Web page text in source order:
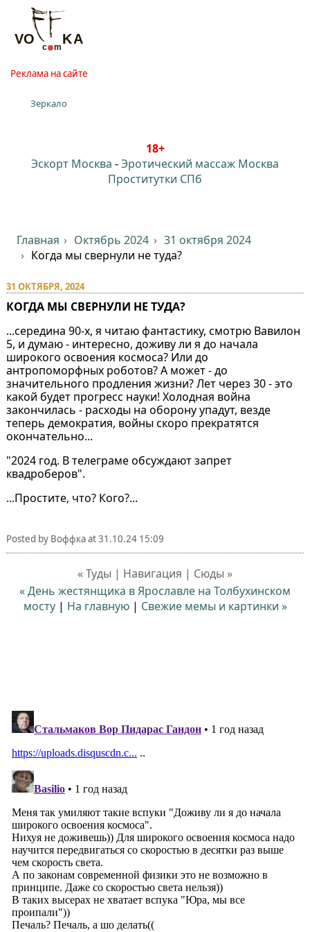
Реклама на сайте
Зеркало
18+
Эскорт Москва -Эротический массаж Москва
Проститутки СПб
Главная Октябрь 2024
31 октября 2024
Когда мы свернули не туда?
31 ОКТЯБРЯ, 2024
КОГДА МЫ СВЕРНУЛИ НЕ ТУДА?
...середина 90-х, я читаю фантастику, смотрю Вавилон
5, и думаю - интересно, доживу ли я до начала
широкого освоения космоса? Или до
антропоморфных роботов? А может - до
значительного продления жизни? Лет через 30 - это
какой будет прогресс науки! Холодная война
закончилась - расходы на оборону упадут, везде
теперь демократия, войны скоро прекратятся
окончательно...
"2024 год. В телеграме обсуждают запрет
квадроберов".
...Простите, что? Кого?...
Posted by Воффкаat31.10.24 15:09
« Туды | Навигация | Сюды »
« День жестянщика в Ярославле на Толбухинском
мосту| На главную| Свежие мемы и картинки »